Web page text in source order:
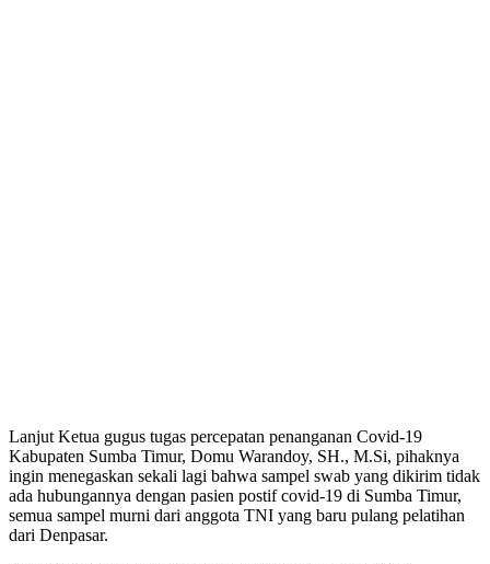
Lanjut Ketua gugus tugas percepatan penanganan Covid-19
Kabupaten Sumba Timur, Domu Warandoy, SH., M.Si, pihaknya
ingin menegaskan sekali lagi bahwa sampel swab yang dikirim tidak
ada hubungannya dengan pasien postif covid-19 di Sumba Timur,
semua sampel murni dari anggota TNI yang baru pulang pelatihan
dari Denpasar.